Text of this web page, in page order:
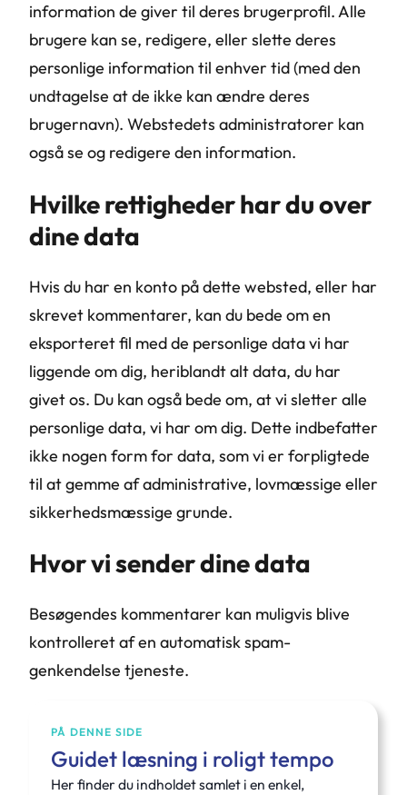
information de giver til deres brugerprofil. Alle
brugere kan se, redigere, eller slette deres
personlige information til enhver tid (med den
undtagelse at de ikke kan ændre deres
brugernavn). Webstedets administratorer kan
også se og redigere den information.
Hvilke rettigheder har du over
dine data
Hvis du har en konto på dette websted, eller har
skrevet kommentarer, kan du bede om en
eksporteret fil med de personlige data vi har
liggende om dig, heriblandt alt data, du har
givet os. Du kan også bede om, at vi sletter alle
personlige data, vi har om dig. Dette indbefatter
ikke nogen form for data, som vi er forpligtede
til at gemme af administrative, lovmæssige eller
sikkerhedsmæssige grunde.
Hvor vi sender dine data
Besøgendes kommentarer kan muligvis blive
kontrolleret af en automatisk spam-
genkendelse tjeneste.
PÅ DENNE SIDE
Guidet læsning i roligt tempo
Her finder du indholdet samlet i en enkel,